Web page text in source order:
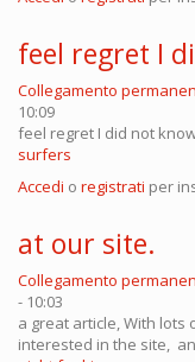
feel regret I
Collegamento
10:09
feel regret I did not
surfers
Accedi o registrati per
at our site.
Collegamento
- 10:03
a great article, With
interested in the site,